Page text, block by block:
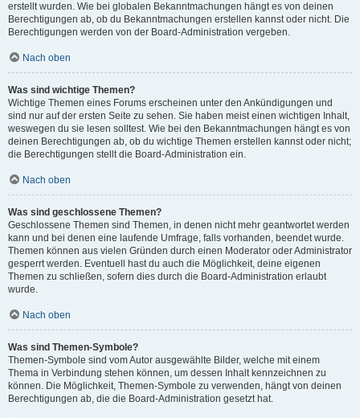
erstellt wurden. Wie bei globalen Bekanntmachungen hängt es von deinen
Berechtigungen ab, ob du Bekanntmachungen erstellen kannst oder nicht. Die
Berechtigungen werden von der Board-Administration vergeben.
Nach oben
Was sind wichtige Themen?
Wichtige Themen eines Forums erscheinen unter den Ankündigungen und
sind nur auf der ersten Seite zu sehen. Sie haben meist einen wichtigen Inhalt,
weswegen du sie lesen solltest. Wie bei den Bekanntmachungen hängt es von
deinen Berechtigungen ab, ob du wichtige Themen erstellen kannst oder nicht;
die Berechtigungen stellt die Board-Administration ein.
Nach oben
Was sind geschlossene Themen?
Geschlossene Themen sind Themen, in denen nicht mehr geantwortet werden
kann und bei denen eine laufende Umfrage, falls vorhanden, beendet wurde.
Themen können aus vielen Gründen durch einen Moderator oder Administrator
gesperrt werden. Eventuell hast du auch die Möglichkeit, deine eigenen
Themen zu schließen, sofern dies durch die Board-Administration erlaubt
wurde.
Nach oben
Was sind Themen-Symbole?
Themen-Symbole sind vom Autor ausgewählte Bilder, welche mit einem
Thema in Verbindung stehen können, um dessen Inhalt kennzeichnen zu
können. Die Möglichkeit, Themen-Symbole zu verwenden, hängt von deinen
Berechtigungen ab, die die Board-Administration gesetzt hat.